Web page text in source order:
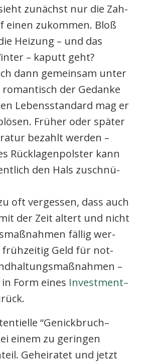
zunächst nur die Zah­
einen zukom­men. Bloß
Hei­zung – und das
– kaputt geht?
dann gemein­sam unter
roman­tisch der Gedan­ke
Lebens­stan­dard mag er
Frü­her oder spä­ter
bezahlt wer­den –
Rück­la­gen­pols­ter kann
den Hals zuschnü­
oft ver­ges­sen, dass auch
der Zeit altert und nicht
fäl­lig wer­
früh­zei­tig Geld für not­
–
Form eines Investment–
“Genickbruch–
einem zu gerin­gen
Gehei­ra­tet und jetzt